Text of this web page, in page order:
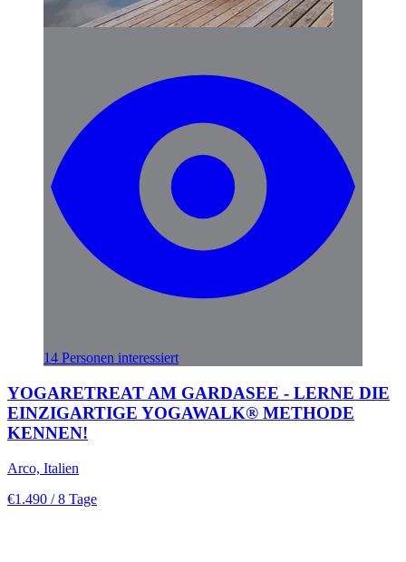
14 Personen interessiert
YOGARETREAT AM GARDASEE - LERNE DIE
EINZIGARTIGE YOGAWALK® METHODE
KENNEN!
Arco, Italien
€1.490 / 8 Tage